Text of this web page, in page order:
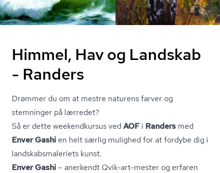
Himmel, Hav og Landskab
- Randers
Drømmer du om at mestre naturens farver og
stemninger på lærredet?
Så er dette weekendkursus ved AOF i Randers med
Enver Gashi en helt særlig mulighed for at fordybe dig i
land­skabs­ma­le­ri­ets kunst.
Enver Gashi – anerkendt Qvik-art-mester og erfaren